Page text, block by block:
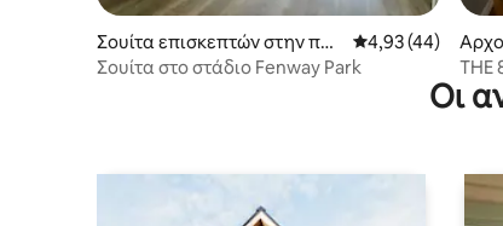
Σουίτα επισκεπτών στην πόλ
η Stratford
Μέση
4,93 (44)
Σουίτα στο στάδιο Fenway Park
THE
Οι